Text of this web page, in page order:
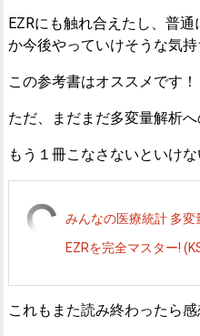
EZRにも触れ合えたし、普
か今後やっていけそうな気持
この参考書はオススメです！
ただ、まだまだ多変量解析へ
もう１冊こなさないといけ
みんなの医療統計 多
EZRを完全マスター!
これもまた読み終わったら